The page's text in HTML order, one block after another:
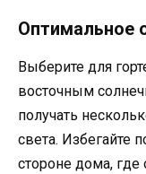
Оптимальное
Выберите для
восточным
получать
света. Избегайте
стороне дома,